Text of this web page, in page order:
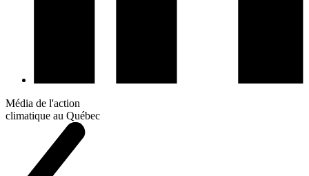
Média de l'action
climatique au Québec